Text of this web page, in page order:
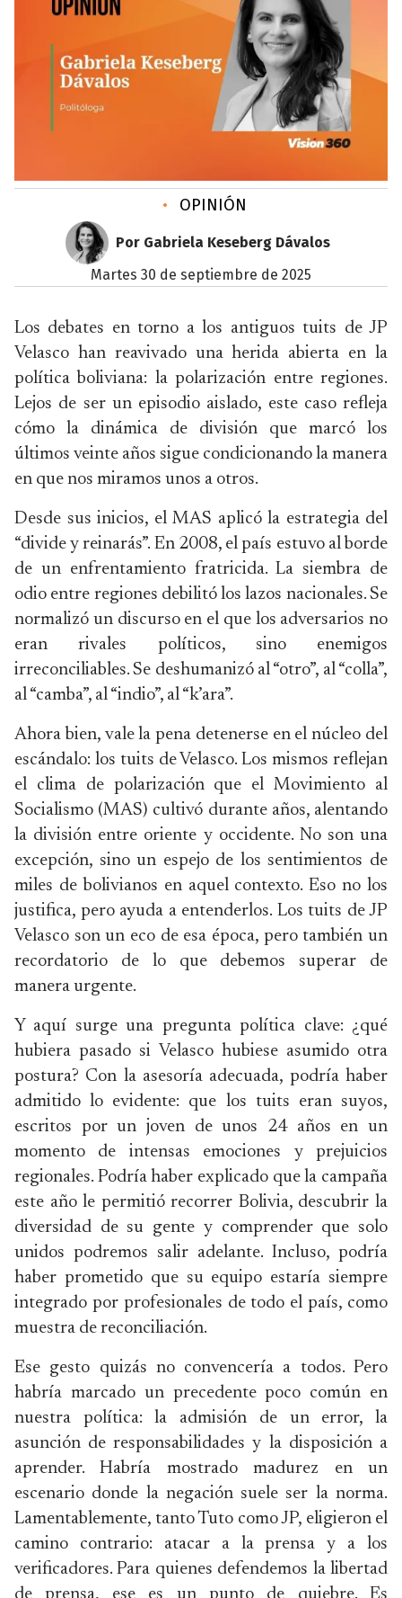
• OPINIÓN
Por Gabriela Keseberg Dávalos
martes 30 de septiembre de 2025
Los debates en torno a los antiguos tuits de JP
Velasco han reavivado una herida abierta en la
política boliviana: la polarización entre regiones.
Lejos de ser un episodio aislado, este caso refleja
cómo la dinámica de división que marcó los
últimos veinte años sigue condicionando la manera
en que nos miramos unos a otros.
Desde sus inicios, el MAS aplicó la estrategia del
“divide y reinarás”. En 2008, el país estuvo al borde
de un enfrentamiento fratricida. La siembra de
odio entre regiones debilitó los lazos nacionales. Se
normalizó un discurso en el que los adversarios no
eran rivales políticos, sino enemigos
irreconciliables. Se deshumanizó al “otro”, al “colla”,
al “camba”, al “indio”, al “k’ara”.
Ahora bien, vale la pena detenerse en el núcleo del
escándalo: los tuits de Velasco. Los mismos reflejan
el clima de polarización que el Movimiento al
Socialismo (MAS) cultivó durante años, alentando
la división entre oriente y occidente. No son una
excepción, sino un espejo de los sentimientos de
miles de bolivianos en aquel contexto. Eso no los
justifica, pero ayuda a entenderlos. Los tuits de JP
Velasco son un eco de esa época, pero también un
recordatorio de lo que debemos superar de
manera urgente.
Y aquí surge una pregunta política clave: ¿qué
hubiera pasado si Velasco hubiese asumido otra
postura? Con la asesoría adecuada, podría haber
admitido lo evidente: que los tuits eran suyos,
escritos por un joven de unos 24 años en un
momento de intensas emociones y prejuicios
regionales. Podría haber explicado que la campaña
este año le permitió recorrer Bolivia, descubrir la
diversidad de su gente y comprender que solo
unidos podremos salir adelante. Incluso, podría
haber prometido que su equipo estaría siempre
integrado por profesionales de todo el país, como
muestra de reconciliación.
Ese gesto quizás no convencería a todos. Pero
habría marcado un precedente poco común en
nuestra política: la admisión de un error, la
asunción de responsabilidades y la disposición a
aprender. Habría mostrado madurez en un
escenario donde la negación suele ser la norma.
Lamentablemente, tanto Tuto como JP, eligieron el
camino contrario: atacar a la prensa y a los
verificadores. Para quienes defendemos la libertad
de prensa, ese es un punto de quiebre. Es